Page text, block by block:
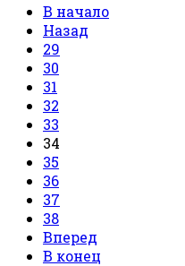
В начало
Назад
29
30
31
32
33
34
35
36
37
38
Вперед
В конец